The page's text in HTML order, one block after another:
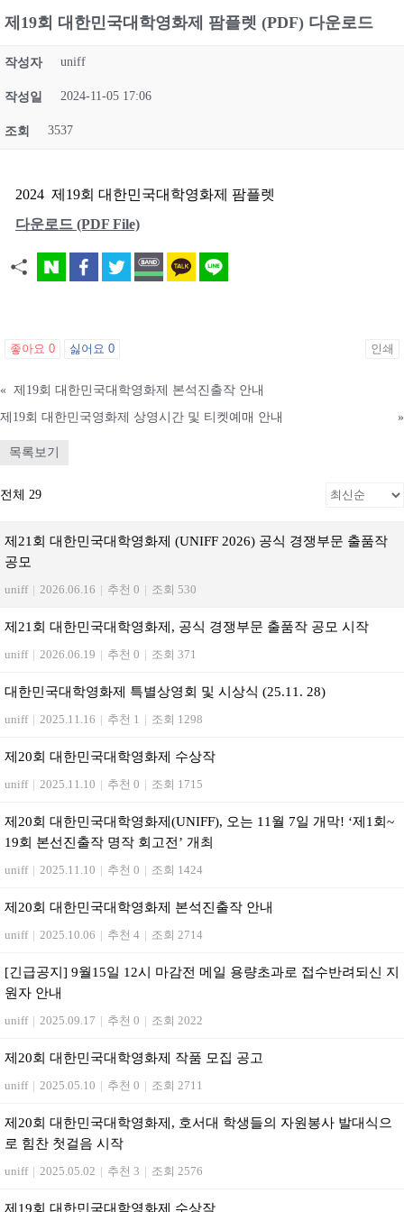
제19회 대한민국대학영화제 팜플렛 (PDF) 다운로드
작성자 uniff
작성일 2024-11-05 17:06
조회 3537
2024 제19회 대한민국대학영화제 팜플렛
다운로드 (PDF File)
좋아요 0 싫어요 0 인쇄
« 제19회 대한민국대학영화제 본석진출작 안내
제19회 대한민국영화제 상영시간 및 티켓예매 안내
»
목록보기
전체 29
제21회 대한민국대학영화제 (UNIFF 2026) 공식 경쟁부문 출품작
공모
uniff | 2026.06.16 | 추천 0 | 조회 530
제21회 대한민국대학영화제, 공식 경쟁부문 출품작 공모 시작
uniff | 2026.06.19 | 추천 0 | 조회 371
대한민국대학영화제 특별상영회 및 시상식 (25.11. 28)
uniff | 2025.11.16 | 추천 1 | 조회 1298
제20회 대한민국대학영화제 수상작
uniff | 2025.11.10 | 추천 0 | 조회 1715
제20회 대한민국대학영화제(UNIFF), 오는 11월 7일 개막! ‘제1회~
19회 본선진출작 명작 회고전’ 개최
uniff | 2025.11.10 | 추천 0 | 조회 1424
제20회 대한민국대학영화제 본석진출작 안내
uniff | 2025.10.06 | 추천 4 | 조회 2714
[긴급공지] 9월15일 12시 마감전 메일 용량초과로 접수반려되신 지
원자 안내
uniff | 2025.09.17 | 추천 0 | 조회 2022
제20회 대한민국대학영화제 작품 모집 공고
uniff | 2025.05.10 | 추천 0 | 조회 2711
제20회 대한민국대학영화제, 호서대 학생들의 자원봉사 발대식으
로 힘찬 첫걸음 시작
uniff | 2025.05.02 | 추천 3 | 조회 2576
제19회 대한민국대학영화제 수상작